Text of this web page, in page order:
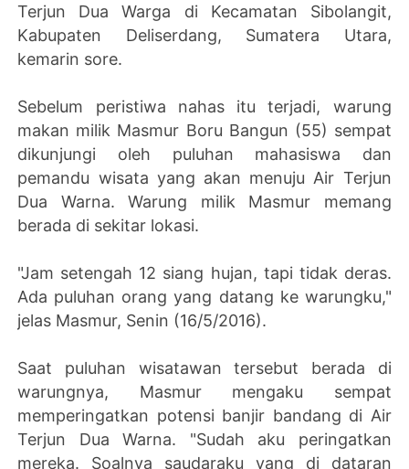
Terjun Dua Warga di Kecamatan Sibolangit,
Kabupaten Deliserdang, Sumatera Utara,
kemarin sore.
Sebelum peristiwa nahas itu terjadi, warung
makan milik Masmur Boru Bangun (55) sempat
dikunjungi oleh puluhan mahasiswa dan
pemandu wisata yang akan menuju Air Terjun
Dua Warna. Warung milik Masmur memang
berada di sekitar lokasi.
"Jam setengah 12 siang hujan, tapi tidak deras.
Ada puluhan orang yang datang ke warungku,"
jelas Masmur, Senin (16/5/2016).
Saat puluhan wisatawan tersebut berada di
warungnya, Masmur mengaku sempat
memperingatkan potensi banjir bandang di Air
Terjun Dua Warna. "Sudah aku peringatkan
mereka. Soalnya saudaraku yang di dataran